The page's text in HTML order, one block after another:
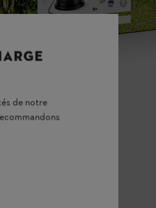
de notre